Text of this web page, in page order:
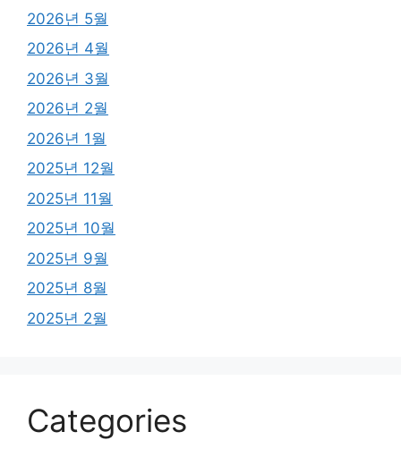
2026년 5월
2026년 4월
2026년 3월
2026년 2월
2026년 1월
2025년 12월
2025년 11월
2025년 10월
2025년 9월
2025년 8월
2025년 2월
Categories